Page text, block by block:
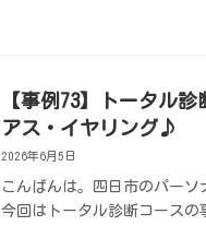
【事例73】トータル
アス・イヤリング♪
2026年6月5日
こんばんは。四日市のパー
今回はトータル診断コース